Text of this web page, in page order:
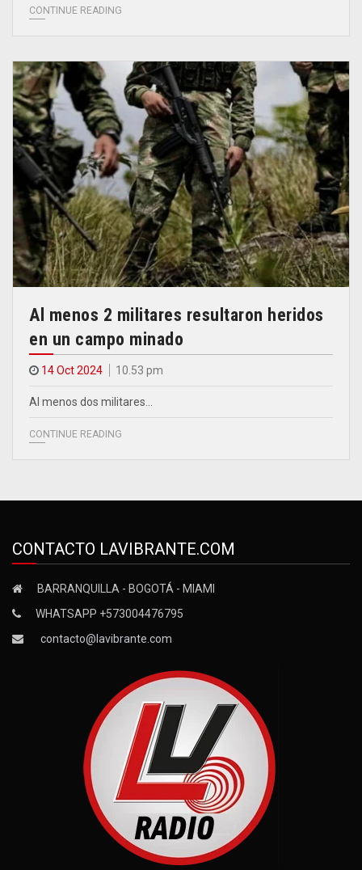
CONTINUE READING
Al menos 2 militares resultaron heridos
en un campo minado
14 Oct 2024 10.53 pm
Al menos dos militares…
CONTINUE READING
CONTACTO LAVIBRANTE.COM
BARRANQUILLA - BOGOTÁ - MIAMI
WHATSAPP +573004476795
contacto@lavibrante.com